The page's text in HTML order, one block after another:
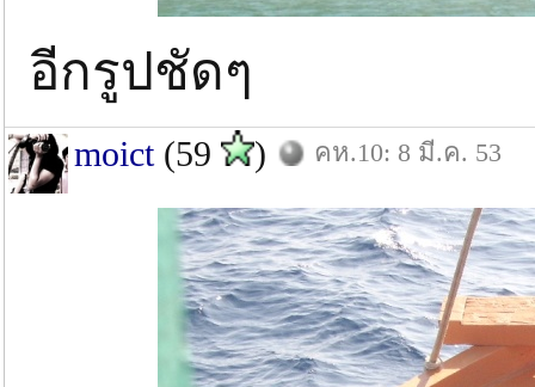
อีกรูปชัดๆ
moict(59 ) คห.10: 8 มี.ค. 53